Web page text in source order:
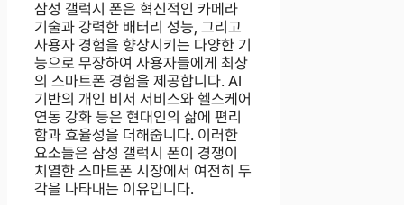
삼성 갤럭시 폰은 혁신적인 카메라
기술과 강력한 배터리 성능, 그리고
사용자 경험을 향상시키는 다양한 기
능으로 무장하여 사용자들에게 최상
의 스마트폰 경험을 제공합니다. AI
기반의 개인 비서 서비스와 헬스케어
연동 강화 등은 현대인의 삶에 편리
함과 효율성을 더해줍니다. 이러한
요소들은 삼성 갤럭시 폰이 경쟁이
치열한 스마트폰 시장에서 여전히 두
각을 나타내는 이유입니다.